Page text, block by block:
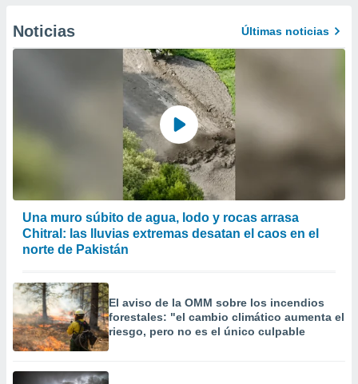
Noticias Últimas noticias
Una muro súbito de agua, lodo y rocas arrasa
Chitral: las lluvias extremas desatan el caos en el
norte de Pakistán
El aviso de la OMM sobre los incendios
forestales: "el cambio climático aumenta el
riesgo, pero no es el único culpable